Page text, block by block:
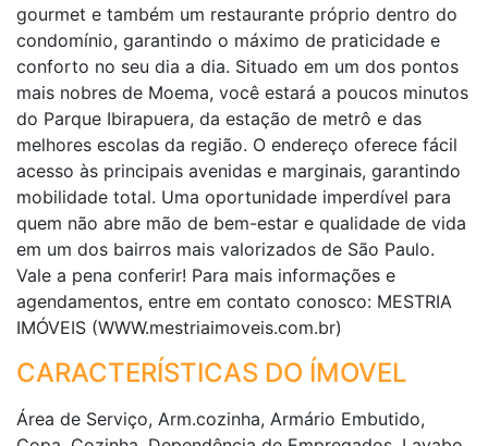
gourmet e também um restaurante próprio dentro do
condomínio, garantindo o máximo de praticidade e
conforto no seu dia a dia. Situado em um dos pontos
mais nobres de Moema, você estará a poucos minutos
do Parque Ibirapuera, da estação de metrô e das
melhores escolas da região. O endereço oferece fácil
acesso às principais avenidas e marginais, garantindo
mobilidade total. Uma oportunidade imperdível para
quem não abre mão de bem-estar e qualidade de vida
em um dos bairros mais valorizados de São Paulo.
Vale a pena conferir! Para mais informações e
agendamentos, entre em contato conosco: MESTRIA
IMÓVEIS (WWW.mestriaimoveis.com.br)
CARACTERÍSTICAS DO ÍMOVEL
Área de Serviço, Arm.cozinha, Armário Embutido,